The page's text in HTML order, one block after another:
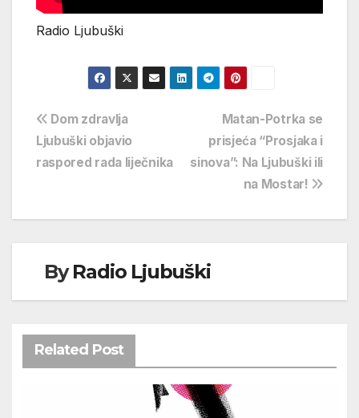
Radio Ljubuški
Navigacija
objava
Matan-Potrka se
prisjeća “Prosjaka i
sinova”: Na Ljubuški ili
na Mostar!
Dom zdravlja
Ljubuški objavio
raspored rada liječnika
ByRadio Ljubuški
Related Post